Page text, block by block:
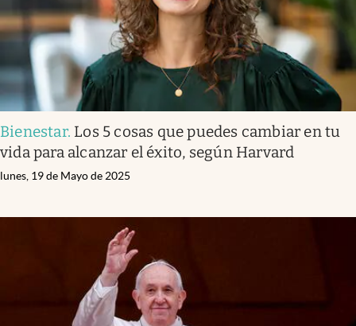
Bienestar. Los 5 cosas que puedes cambiar en tu
vida para alcanzar el éxito, según Harvard
lunes, 19 de Mayo de 2025